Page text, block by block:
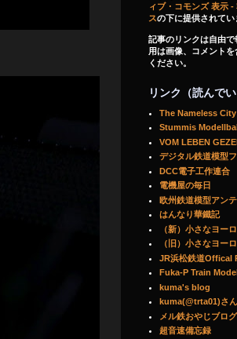
ィブ・コモンズ 表示
スの下に提供されてい
記事のリンクは自由で
用は画像、コメント
ください。
リンク（読んでい
The Nameless
Stummis
VOM LEBEN
デジタル鉄道模型
DCC電子工作連合
電機屋の毎日
欧州鉄道模型アン
はんなり華鐵記
（新）小さなヨー
（旧）小さなヨー
JR浜松鉄道Offical
Fuka-P Train
kuma's blog
kuma(@trta01)さ
メル鉄おやじブログ
超音速備忘録